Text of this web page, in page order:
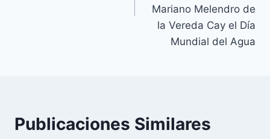
Mariano Melendro de
la Vereda Cay el Día
Mundial del Agua
Publicaciones Similares